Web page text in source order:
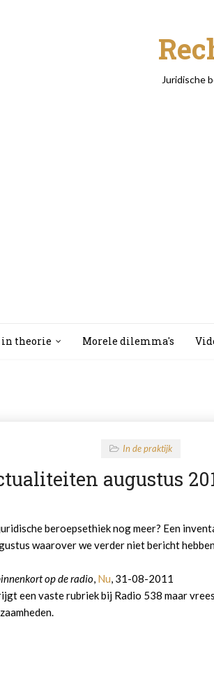
Juridische
theorie Morele dilemma's
In de praktijk
augustus
beroepsethiek nog meer? Een
waarover we verder niet bericht
op de radio, Nu, 31-08-2011
een vaste rubriek bij Radio 538 maar